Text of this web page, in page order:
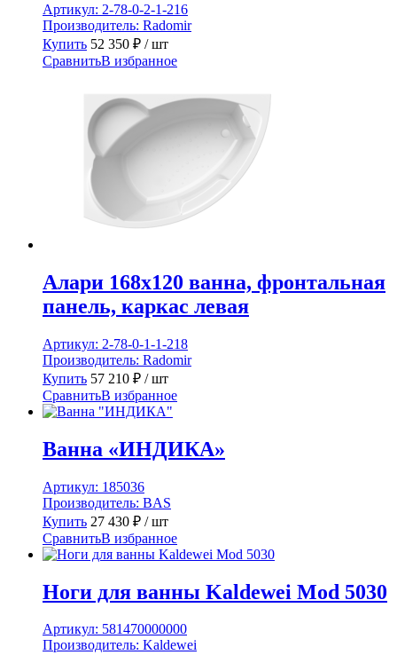
Артикул: 2-78-0-2-1-216
Производитель: Radomir
Купить 52 350 ₽ / шт
СравнитьВ избранное
Алари 168х120 ванна, фронтальная
панель, каркас левая
Артикул: 2-78-0-1-1-218
Производитель: Radomir
Купить 57 210 ₽ / шт
СравнитьВ избранное
Ванна «ИНДИКА»
Артикул: 185036
Производитель: BAS
Купить 27 430 ₽ / шт
СравнитьВ избранное
Ноги для ванны Kaldewei Mod 5030
Артикул: 581470000000
Производитель: Kaldewei